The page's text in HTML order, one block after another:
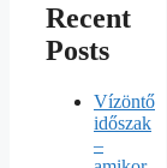
Recent
Posts
Vízöntő
időszak
–